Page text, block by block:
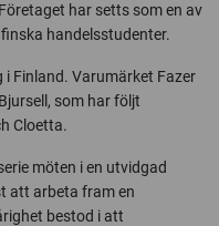
har setts som en av
handelsstudenter.
i Finland. Varumärket Fazer
som har följt
Cloetta.
möten i en utvidgad
att arbeta fram en
bestod i att